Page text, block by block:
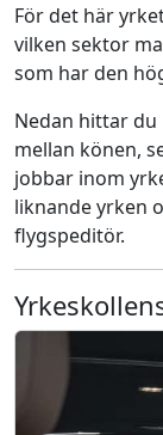
För det här
vilken sektor
som har den
Nedan hittar
mellan könen,
jobbar inom
liknande yrken
flygspeditör.